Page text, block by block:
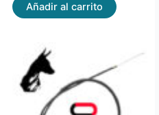
Añadir al carrito